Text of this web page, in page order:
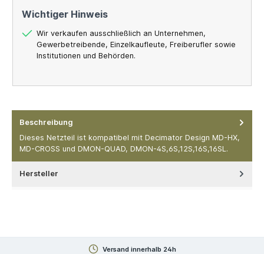
Wichtiger Hinweis
Wir verkaufen ausschließlich an Unternehmen,
Gewerbetreibende, Einzelkaufleute, Freiberufler sowie
Institutionen und Behörden.
Beschreibung
Dieses Netzteil ist kompatibel mit Decimator Design MD-HX,
MD-CROSS und DMON-QUAD, DMON-4S,6S,12S,16S,16SL.
Hersteller
Versand innerhalb 24h